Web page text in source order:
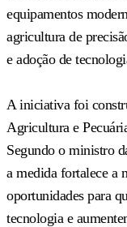
equipamentos
agricultura de
e adoção de
A iniciativa foi
Agricultura e
Segundo o ministro
a medida fortalece a
oportunidades para
tecnologia e